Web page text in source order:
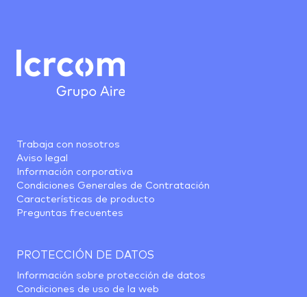
Trabaja con nosotros
Aviso legal
Información corporativa
Condiciones Generales de Contratación
Características de producto
Preguntas frecuentes
PROTECCIÓN DE DATOS
Información sobre protección de datos
Condiciones de uso de la web